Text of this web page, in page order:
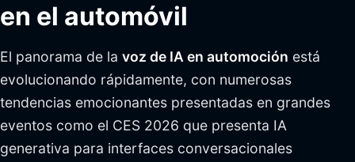
en el automóvil
El panorama de la voz de IA en automoción está
evolucionando rápidamente, con numerosas
tendencias emocionantes presentadas en grandes
eventos como el CES 2026 que presenta IA
generativa para interfaces conversacionales